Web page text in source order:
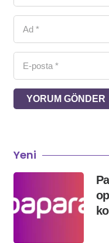
YORUM GÖNDER
Yeni